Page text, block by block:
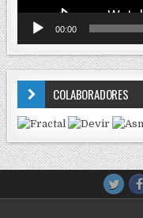
00:00
COLABORADORES